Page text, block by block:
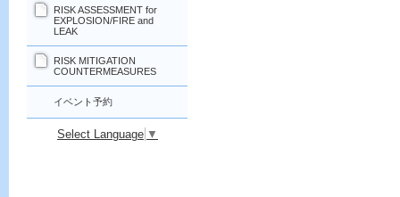
RISK ASSESSMENT for
EXPLOSION/FIRE and
LEAK
RISK MITIGATION
COUNTERMEASURES
イベント予約
Select Language ▼